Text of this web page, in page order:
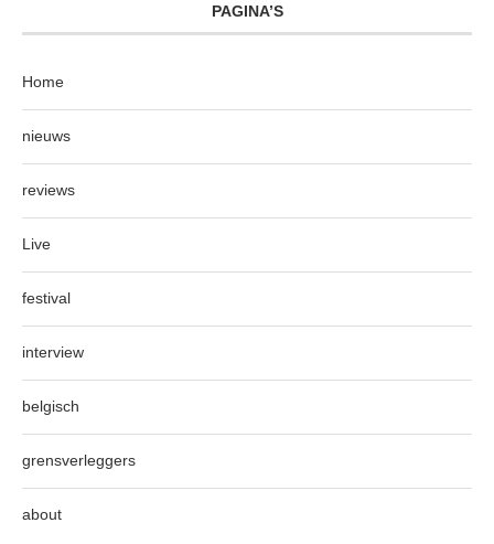
PAGINA’S
Home
nieuws
reviews
Live
festival
interview
belgisch
grensverleggers
about